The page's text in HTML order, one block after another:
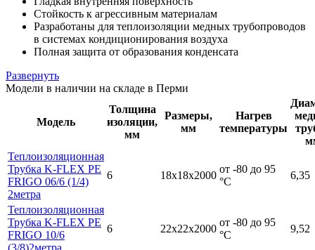
Стойкость к агрессивным материалам
Разработаны для теплоизоляции медных трубопроводов
в системах кондиционирования воздуха
Полная защита от образования конденсата
Развернуть
Модели в наличии на складе в Перми
Модель
Толщина
изоляции,
мм
Размеры,
мм
Нагрев
температуры
Теплоизоляционная
Трубка K-FLEX PE
FRIGO 06/6 (1/4)
2метра
6 18х18х2000
от -80 до 95
°С
6,35
Теплоизоляционная
Трубка K-FLEX PE
FRIGO 10/6
(3/8)2метра
6 22х22х2000
от -80 до 95
°С
9,52